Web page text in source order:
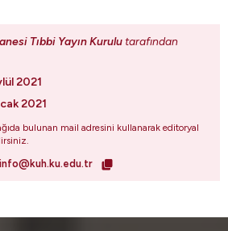
Tıbbi Yayın Kurulu tarafından
2021
2021
bulunan mail adresini kullanarak editoryal